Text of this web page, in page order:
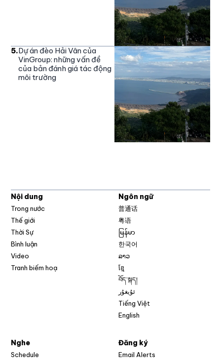
5.Dự án đèo Hải Vân của
VinGroup: những vấn đề
của bản đánh giá tác động
môi trường
Nội dung
Trong nước
Thế giới
Thời Sự
Bình luận
Video
Tranh biếm hoạ
Ngôn ngữ
普通话
粤语
မြန်မာ
한국어
ລາວ
ខ្មែ
བོད་སྐད།
ئۇيغۇر
Tiếng Việt
English
Nghe
Schedule
Đăng ký
Email Alerts